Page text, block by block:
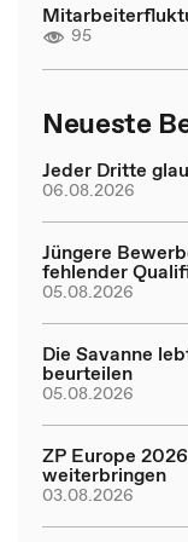
95
Neueste
Jeder Dritte
06.08.2026
Jüngere
fehlender
05.08.2026
Die Savanne
beurteilen
05.08.2026
ZP Europe
weiterbringen
03.08.2026